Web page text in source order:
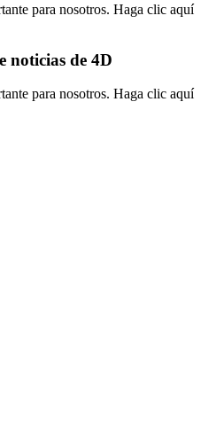
para nosotros. Haga clic aquí
noticias de 4D
para nosotros. Haga clic aquí